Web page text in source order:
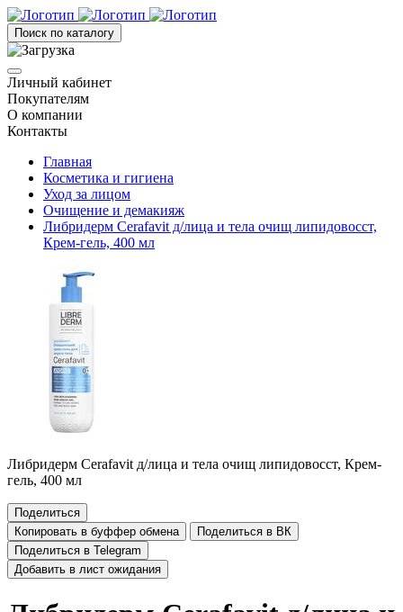
Поиск по каталогу
Личный кабинет
Покупателям
О компании
Контакты
Главная
Косметика и гигиена
Уход за лицом
Очищение и демакияж
Либридерм Cerafavit д/лица и тела очищ липидовосст,
Крем-гель, 400 мл
Либридерм Cerafavit д/лица и тела очищ липидовосст, Крем-
гель, 400 мл
Поделиться
Копировать в буффер обмена
Поделиться в ВК
Поделиться в Telegram
Добавить в лист ожидания